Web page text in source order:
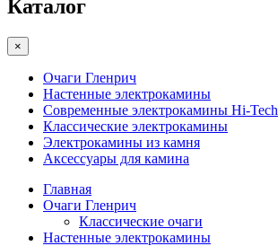
Каталог
×
Очаги Гленрич
Настенные электрокамины
Современные электрокамины Hi-Tech
Классические электрокамины
Электрокамины из камня
Аксессуары для камина
Главная
Очаги Гленрич
Классические очаги
Настенные электрокамины